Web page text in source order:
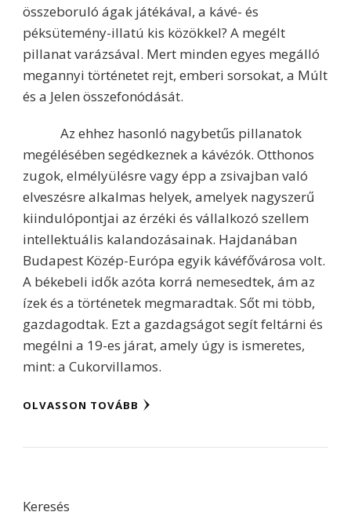
összeboruló ágak játékával, a kávé- és
péksütemény-illatú kis közökkel? A megélt
pillanat varázsával. Mert minden egyes megálló
megannyi történetet rejt, emberi sorsokat, a Múlt
és a Jelen összefonódását.
Az ehhez hasonló nagybetűs pillanatok
megélésében segédkeznek a kávézók. Otthonos
zugok, elmélyülésre vagy épp a zsivajban való
elveszésre alkalmas helyek, amelyek nagyszerű
kiindulópontjai az érzéki és vállalkozó szellem
intellektuális kalandozásainak. Hajdanában
Budapest Közép-Európa egyik kávéfővárosa volt.
A békebeli idők azóta korrá nemesedtek, ám az
ízek és a történetek megmaradtak. Sőt mi több,
gazdagodtak. Ezt a gazdagságot segít feltárni és
megélni a 19-es járat, amely úgy is ismeretes,
mint: a Cukorvillamos.
OLVASSON TOVÁBB
Keresés